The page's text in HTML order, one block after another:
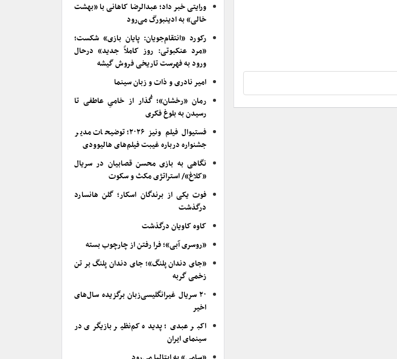
ورایتی خبر داد؛ عبدالرضا کاهانی با «بهشت
خالی» به ادینبورگ می‌رود
رکورد «انتقام‌جویان: پایان بازی» شکست؛
«مرد عنکبوتی: روز کاملاً جدید» درحال
ورود به فهرست تاریخی فروش گیشه
امیر نادری و ذات و زبان سینما
رمان «رخشان»؛ گُذار از خامیِ عاطفی تا
رسیدن به بلوغ فکری
فستیوال فیلم ونیز ۲۰۲۶؛ توضیحات مدیر
جشنواره درباره غیبت فیلم‌های هالیوودی
نگاهی به بازی محسن قصابیان در سریال
«کلاغ»/ استراتژی مکث و سکوت
فوت یکی از برندگان اسکار؛ گلن هانسارد
درگذشت
کاوه کاویان درگذشت
«روسری آبی»؛ فرا رفتن از چارچوب بسته
«جای دندان پلنگ»؛ جای دندان پلنگ بر تن
زخمی گربه
۲۰ سریال غیرانگلیسی‌زبان برگزیده سال‌های
اخیر
اکبر عبدی؛ پدیده کم‌نظیر بازیگری در
سینمای ایران